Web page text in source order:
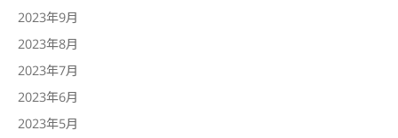
2023年9月
2023年8月
2023年7月
2023年6月
2023年5月